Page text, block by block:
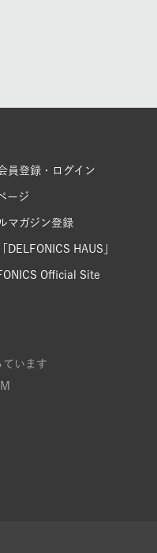
員登録・ログイン
ージ
マガジン登録
DELFONICS HAUS」
Official Site
います